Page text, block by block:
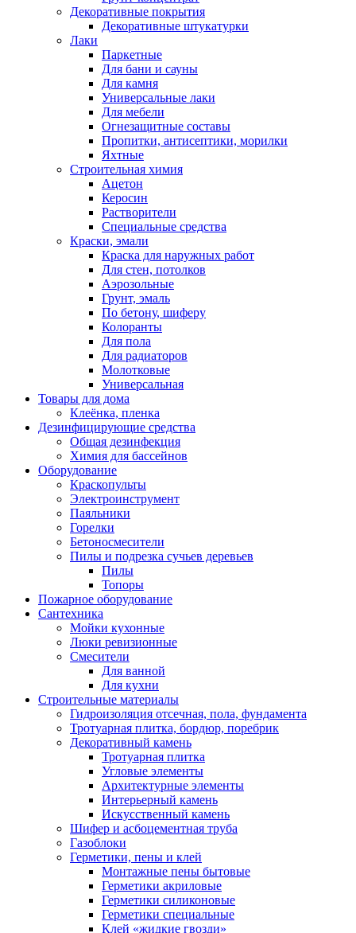
Декоративные покрытия
Декоративные штукатурки
Лаки
Паркетные
Для бани и сауны
Для камня
Универсальные лаки
Для мебели
Огнезащитные составы
Пропитки, антисептики, морилки
Яхтные
Строительная химия
Ацетон
Керосин
Растворители
Специальные средства
Краски, эмали
Краска для наружных работ
Для стен, потолков
Аэрозольные
Грунт, эмаль
По бетону, шиферу
Колоранты
Для пола
Для радиаторов
Молотковые
Универсальная
Товары для дома
Клеёнка, пленка
Дезинфицирующие средства
Общая дезинфекция
Химия для бассейнов
Оборудование
Краскопульты
Электроинструмент
Паяльники
Горелки
Бетоносмесители
Пилы и подрезка сучьев деревьев
Пилы
Топоры
Пожарное оборудование
Сантехника
Мойки кухонные
Люки ревизионные
Смесители
Для ванной
Для кухни
Строительные материалы
Гидроизоляция отсечная, пола, фундамента
Тротуарная плитка, бордюр, поребрик
Декоративный камень
Тротуарная плитка
Угловые элементы
Архитектурные элементы
Интерьерный камень
Искусственный камень
Шифер и асбоцементная труба
Газоблоки
Герметики, пены и клей
Монтажные пены бытовые
Герметики акриловые
Герметики силиконовые
Герметики специальные
Клей «жидкие гвозди»